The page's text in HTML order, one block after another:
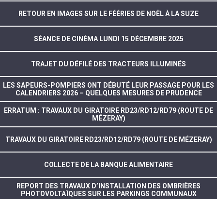
RETOUR EN IMAGES SUR LE FÉÉRIES DE NOËL À LA SUZE
SÉANCE DE CINÉMA LUNDI 15 DÉCEMBRE 2025
TRAJET DU DÉFILÉ DES TRACTEURS ILLUMINÉS
LES SAPEURS-POMPIERS ONT DÉBUTÉ LEUR PASSAGE POUR LES
CALENDRIERS 2026 – QUELQUES MESURES DE PRUDENCE
ERRATUM : TRAVAUX DU GIRATOIRE RD23/RD12/RD79 (ROUTE DE
MÉZERAY)
TRAVAUX DU GIRATOIRE RD23/RD12/RD79 (ROUTE DE MÉZERAY)
COLLECTE DE LA BANQUE ALIMENTAIRE
REPORT DES TRAVAUX D’INSTALLATION DES OMBRIÈRES
PHOTOVOLTAÏQUES SUR LES PARKINGS COMMUNAUX